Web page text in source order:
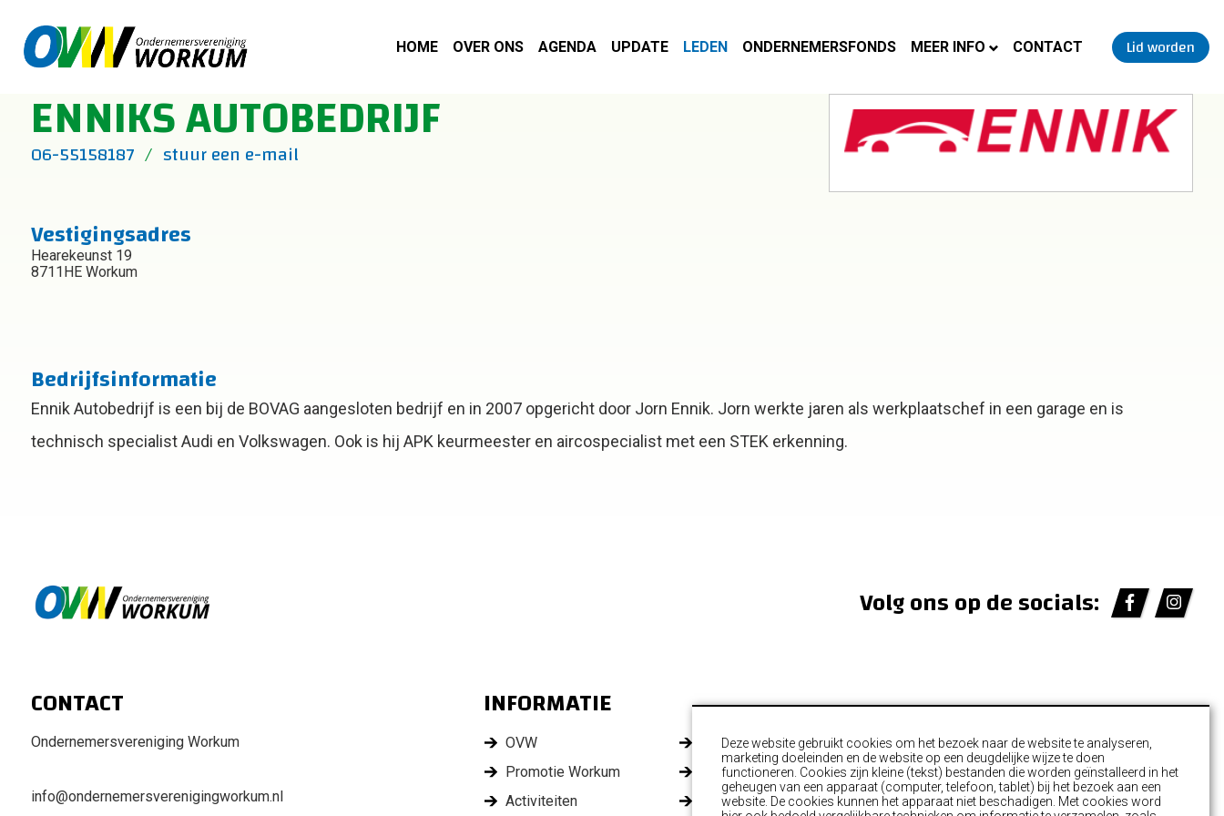
HOME OVER ONS AGENDA UPDATE LEDEN ONDERNEMERSFONDS MEER INFO CONTACT Lid worden
ENNIKS AUTOBEDRIJF
06-55158187 stuur een e-mail
Vestigingsadres
Hearekeunst 19
8711HE Workum
Bedrijfsinformatie
Ennik Autobedrijf is een bij de BOVAG aangesloten bedrijf en in 2007 opgericht door Jorn Ennik. Jorn werkte jaren als werkplaatschef in een garage en is
technisch specialist Audi en Volkswagen. Ook is hij APK keurmeester en aircospecialist met een STEK erkenning.
Volg ons op de socials:
CONTACT
Ondernemersvereniging Workum
info@ondernemersverenigingworkum.nl
INFORMATIE
OVW
Promotie Workum
Activiteiten
Leden
Ondernemersfonds
Commissies
Deze website gebruikt cookies om het bezoek naar de website te analyseren,
marketing doeleinden en de website op een deugdelijke wijze te doen
functioneren. Cookies zijn kleine (tekst) bestanden die worden geïnstalleerd in het
geheugen van een apparaat (computer, telefoon, tablet) bij het bezoek aan een
website. De cookies kunnen het apparaat niet beschadigen. Met cookies word